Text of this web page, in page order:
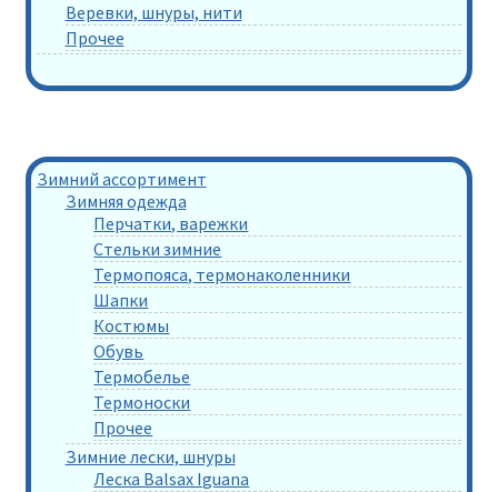
Веревки, шнуры, нити
Прочее
Зимний ассортимент
Зимняя одежда
Перчатки, варежки
Стельки зимние
Термопояса, термонаколенники
Шапки
Костюмы
Обувь
Термобелье
Термоноски
Прочее
Зимние лески, шнуры
Леска Balsax Iguana